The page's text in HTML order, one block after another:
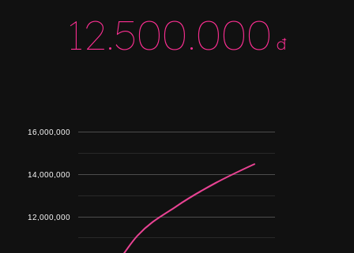
12.500.000 đ
12,000,000
14,000,000
16,000,000